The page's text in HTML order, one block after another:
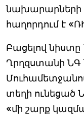
նախարարների
հաղորդում է
Բացելով
Ղրղզստանի
տեղի ունեցած
«մի շարք